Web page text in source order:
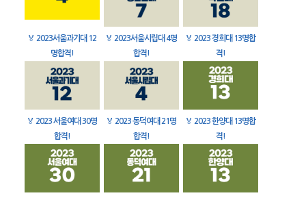
🏅 2023서울과기대 12
명합격!
🏅 2023서울시립대 4명
합격!
🏅 2023 경희대 13명합
격!
🏅 2023 서울여대 30명
합격!
🏅 2023 동덕여대 21명
합격!
🏅 2023 한양대 13명합
격!